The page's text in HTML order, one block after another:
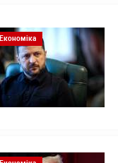
Економіка